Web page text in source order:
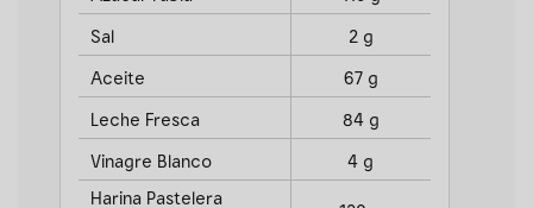
Sal 2 g
Aceite 67 g
Leche Fresca 84 g
Vinagre Blanco 4 g
Harina Pastelera